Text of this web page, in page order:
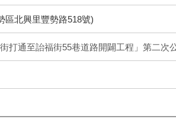
區北興里豐勢路518號)
打通至詒福街55巷道路開闢工程」第二次